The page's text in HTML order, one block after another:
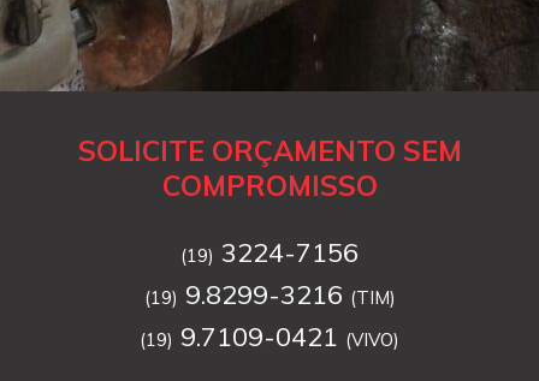
SOLICITE ORÇAMENTO SEM
COMPROMISSO
(19) 3224-7156
(19) 9.8299-3216 (TIM)
(19) 9.7109-0421 (VIVO)